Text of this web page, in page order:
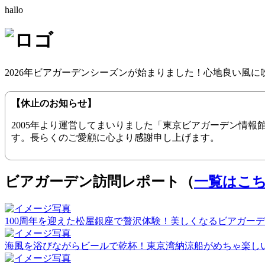
hallo
2026年ビアガーデンシーズンが始まりました！心地良い風
【休止のお知らせ】
2005年より運営してまいりました「東京ビアガーデン情
す。長らくのご愛顧に心より感謝申し上げます。
ビアガーデン訪問レポート（一覧はこ
100周年を迎えた松屋銀座で贅沢体験！美しくなるビアガー
海風を浴びながらビールで乾杯！東京湾納涼船がめちゃ楽し